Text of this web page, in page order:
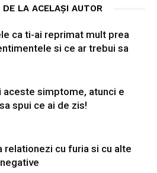
DE LA ACELAȘI AUTOR
ca ti-ai reprimat mult prea
si ce ar trebui sa
aceste simptome, atunci e
spui ce ai de zis!
relationezi cu furia si cu alte